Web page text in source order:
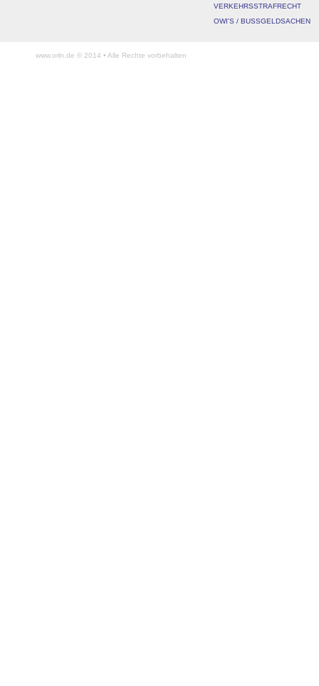
VERKEHRSSTRAFRECHT
OWI'S / BUSSGELDSACHEN
www.orln.de © 2014 • Alle Rechte vorbehalten